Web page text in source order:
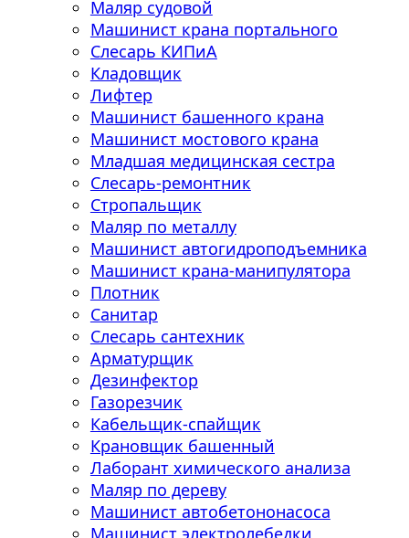
Маляр судовой
Машинист крана портального
Слесарь КИПиА
Кладовщик
Лифтер
Машинист башенного крана
Машинист мостового крана
Младшая медицинская сестра
Слесарь-ремонтник
Стропальщик
Маляр по металлу
Машинист автогидроподъемника
Машинист крана-манипулятора
Плотник
Санитар
Слесарь сантехник
Арматурщик
Дезинфектор
Газорезчик
Кабельщик-спайщик
Крановщик башенный
Лаборант химического анализа
Маляр по дереву
Машинист автобетононасоса
Машинист электролебедки